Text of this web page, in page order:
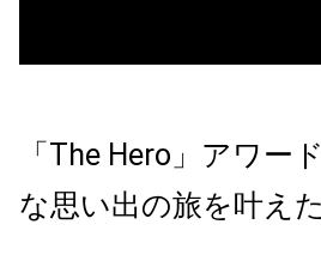
「The Hero」アワー
な思い出の旅を叶え